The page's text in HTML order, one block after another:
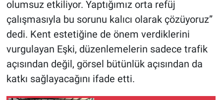
olumsuz etkiliyor. Yaptığımız orta refüj
çalışmasıyla bu sorunu kalıcı olarak çözüyoruz”
dedi. Kent estetiğine de önem verdiklerini
vurgulayan Eşki, düzenlemelerin sadece trafik
açısından değil, görsel bütünlük açısından da
katkı sağlayacağını ifade etti.